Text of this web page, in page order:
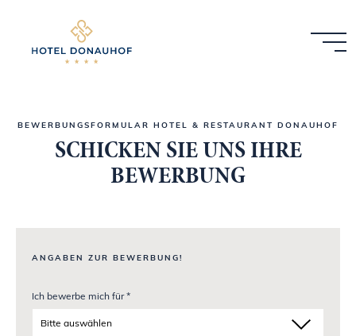
BEWERBUNGSFORMULAR HOTEL & RESTAURANT DONAUHOF
SCHICKEN SIE UNS IHRE
BEWERBUNG
ANGABEN ZUR BEWERBUNG!
Ich bewerbe mich für *